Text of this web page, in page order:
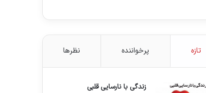
تازه پرخواننده نظرها
زندگی با نارسایی قلبی